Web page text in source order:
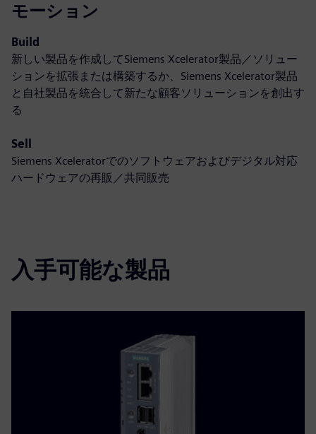
モーション
Build
新しい製品を作成してSiemens Xcelerator製品／ソリュー
ションを拡張または構築するか、Siemens Xcelerator製品
と自社製品を統合して新たな顧客ソリューションを創出す
る
Sell
Siemens Xceleratorでのソフトウェアおよびデジタル対応
ハードウェアの再販／共同販売
入手可能な製品